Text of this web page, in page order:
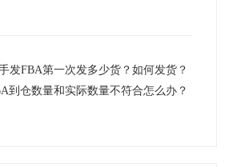
发FBA第一次发多少货？如何发货？
到仓数量和实际数量不符合怎么办？